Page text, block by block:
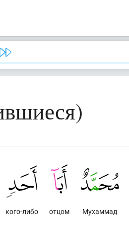
Мухаммад
отцом
кого-либо